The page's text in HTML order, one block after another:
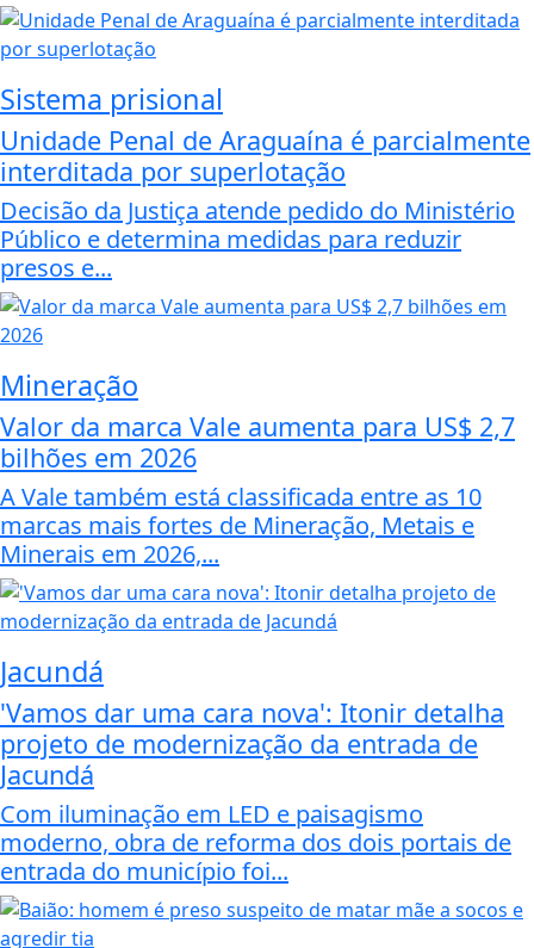
Sistema prisional
Unidade Penal de Araguaína é parcialmente
interditada por superlotação
Decisão da Justiça atende pedido do Ministério
Público e determina medidas para reduzir
presos e...
Mineração
Valor da marca Vale aumenta para US$ 2,7
bilhões em 2026
A Vale também está classificada entre as 10
marcas mais fortes de Mineração, Metais e
Minerais em 2026,...
Jacundá
'Vamos dar uma cara nova': Itonir detalha
projeto de modernização da entrada de
Jacundá
Com iluminação em LED e paisagismo
moderno, obra de reforma dos dois portais de
entrada do município foi...